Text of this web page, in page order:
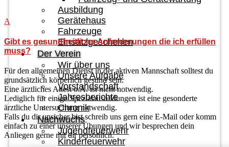
Ausbildung
Gerätehaus
Fahrzeuge
Einsatzgeschehen
Der Verein
Wir über uns
Unsere Aufgabe
Vorstandschaft
Jahresberichte
Chronik
Nachwuchs
Jugendfeuerwehr
Kinderfeuerwehr
A
Gibt es gesundheitliche Anforderungen die ich erfüllen
muss?
Für den allgemeinen Dienst in der aktiven Mannschaft solltest du
grundsätzlich körperlich gesund sein.
Eine ärztliches Attest o.Ä. ist nicht notwendig.
Lediglich für einige Spezialausbildungen ist eine gesonderte
ärztliche Untersuchung notwendig.
Falls du dir unsicher bist schreib uns gern eine E-Mail oder komm
einfach zu einer unserer Übungen und wir besprechen dein
Anliegen gerne mit dir persönlich.